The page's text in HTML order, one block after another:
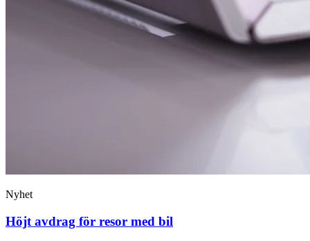
Nyhet
Höjt avdrag för resor med bil